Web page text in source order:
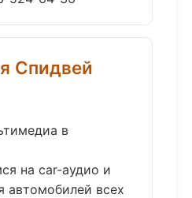
Спидвей
в
на car-аудио и
автомобилей всех